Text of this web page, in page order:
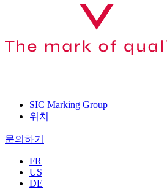
SIC Marking Group
위치
문의하기
FR
US
DE